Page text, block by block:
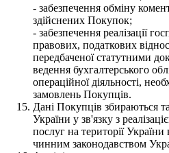
- забезпечення обміну
здійснених Покупок;
- забезпечення реалізації
правових, податкових
передбаченої статутними
ведення бухгалтерського
операційної діяльності,
замовлень Покупців.
Дані Покупців збираються
України у зв'язку з
послуг на території
чинним законодавством